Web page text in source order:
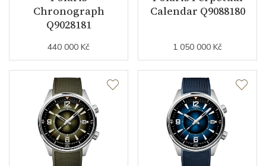
Barva číselníku černá
Indexy číselníku
Řemínek / Spona
Materiál řemínku
Barva řemínku
Chronograph
Q9028181
440 000 Kč
Calendar Q9088180
1 050 000 Kč